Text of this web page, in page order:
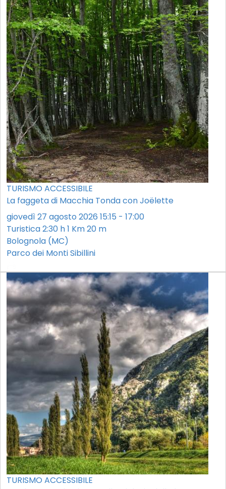
TURISMO ACCESSIBILE
La faggeta di Macchia Tonda con Joëlette
giovedì 27 agosto 2026 15:15 - 17:00
Turistica2:30 h1 Km20 m
Bolognola (MC)
Parco dei Monti Sibillini
TURISMO ACCESSIBILE